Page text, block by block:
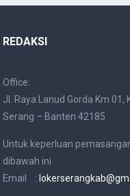
REDAKSI
Office:
Jl. Raya Lanud Gorda Km
Serang – Banten 42185
Untuk keperluan
dibawah ini
Email :